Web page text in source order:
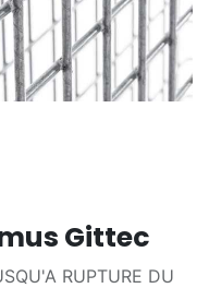
Gittec
RUPTURE DU